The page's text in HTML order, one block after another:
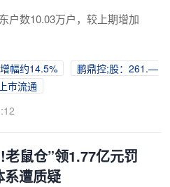
户数10.03万户，较上期增加
幅约14.5%
鹏鼎控;股：261.—
市流通
鼠仓”领1.77亿元罚
系遭质疑